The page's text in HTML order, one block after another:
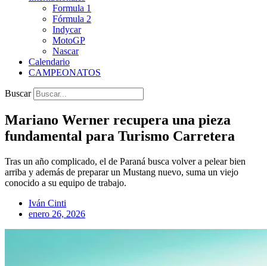
Formula 1
Fórmula 2
Indycar
MotoGP
Nascar
Calendario
CAMPEONATOS
Buscar
Mariano Werner recupera una pieza
fundamental para Turismo Carretera
Tras un año complicado, el de Paraná busca volver a pelear bien
arriba y además de preparar un Mustang nuevo, suma un viejo
conocido a su equipo de trabajo.
Iván Cinti
enero 26, 2026